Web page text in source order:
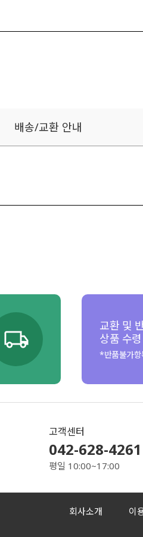
배송/교환 안내
교환 및
상품 수
*반품불가항
고객센터
042-628-4261
평일 10:00~17:00
회사소개 이